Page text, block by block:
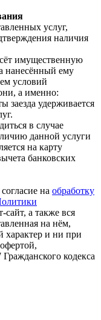
услуг,
наличия
имущественную
нанесённый ему
условий
а именно:
заезда удерживается
в случае
данной услуги
на карту
банковских
на обработку
а также вся
на нём,
и ни при
кодекса